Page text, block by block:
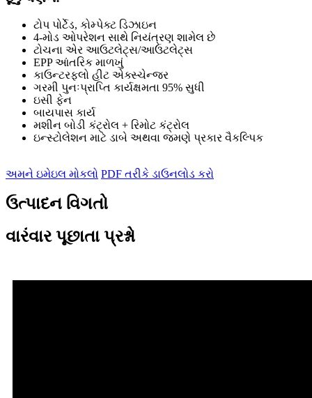
ટોપ પોર્ટેડ, કોમ્પેક્ટ ડિઝાઇન
4-મોડ ઓપરેશન સાથે નિયંત્રણ શામેલ છે
ટોચના એર આઉટલેટ્સ/આઉટલેટ્સ
EPP આંતરિક માળખું
કાઉન્ટરફ્લો હીટ એક્સ્ચેન્જર
ગરમી પુનઃપ્રાપ્તિ કાર્યક્ષમતા 95% સુધી
ઇસી ફેન
બાયપાસ કાર્ય
મશીન બોડી કંટ્રોલ + રિમોટ કંટ્રોલ
ઇન્સ્ટોલેશન માટે ડાબે અથવા જમણે પ્રકાર વૈકલ્પિક
અમને ઇમેઇલ મોકલો PDF તરીકે ડાઉનલોડ કરો
ઉત્પાદન વિગતો
વારંવાર પૂછાતા પ્રશ્નો